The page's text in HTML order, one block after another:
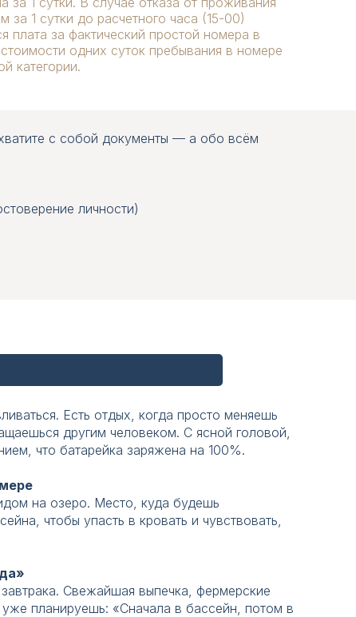
за 1 сутки до расчетного часа (15-00)
плата за фактический простой номера в
одних суток пребывания в номере
категории.
электрокарнизы чай | кофе
2 осн+2 доп
Провинции» — это не просто смена
глубокая перезагрузка, после которой
другим человеком.
ЗАБРОНИРОВАТЬ
электрокарнизы чай | кофе
2 осн+3 доп
Провинции» — это не просто смена
глубокая перезагрузка, после которой
другим человеком.
ЗАБРОНИРОВАТЬ
с собой документы — а обо всём
личности)
Есть отдых, когда просто меняешь
другим человеком. С ясной головой,
что батарейка заряжена на 100%.
на озеро. Место, куда будешь
чтобы упасть в кровать и чувствовать,
Свежайшая выпечка, фермерские
планируешь: «Сначала в бассейн, потом в